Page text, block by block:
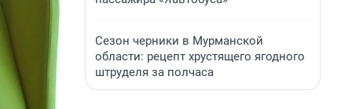
Сезон черники в Мурманской
области: рецепт хрустящего ягодного
штруделя за полчаса